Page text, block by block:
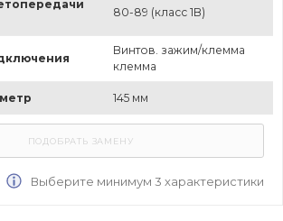
80-89 (класс 1B)
Винтов. зажим/клемма
клемма
145 мм
Выберите минимум 3 характеристики